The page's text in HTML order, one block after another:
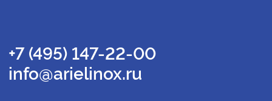
+7 (495) 147-22-00
info@arielinox.ru